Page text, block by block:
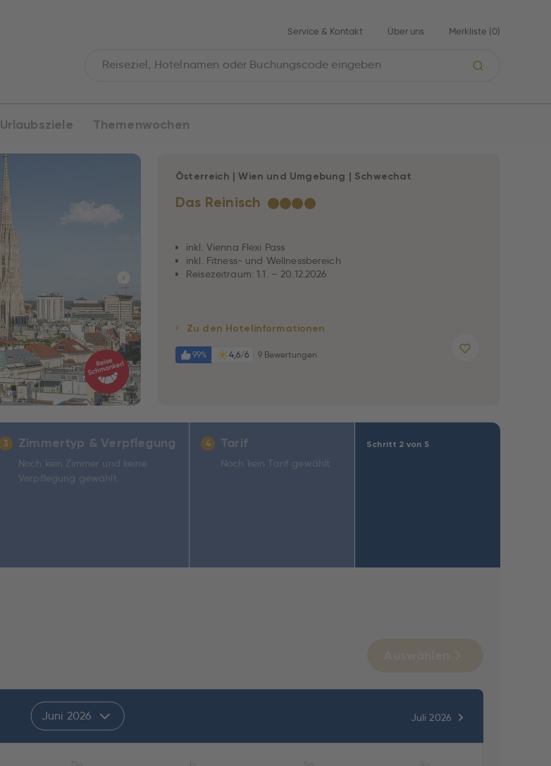
Service & Kontakt Über uns Merkliste (0)
Urlaubsziele Themenwochen
Das Reinisch ★★★★
Österreich |Wien und Umgebung | Schwechat
inkl. Vienna Flexi Pass
inkl. Fitness- und Wellnessbereich
Reisezeitraum: 1.1. – 20.12.2026
Zu den Hotelinformationen
99% 4,6/6 9 Bewertungen
Schritt 2 von 5
Juni 2026 Juli 2026
3 Zimmertyp & Verpflegung
Noch kein Zimmer und keine
Verpflegung gewählt.
4 Tarif
Noch kein Tarif gewählt